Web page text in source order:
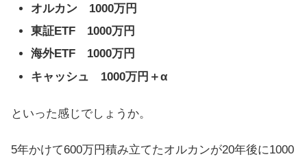
オルカン 1000万円
東証ETF 1000万円
海外ETF 1000万円
キャッシュ 1000万円＋α
といった感じでしょうか。
5年かけて600万円積み立てたオルカンが20年後に1000